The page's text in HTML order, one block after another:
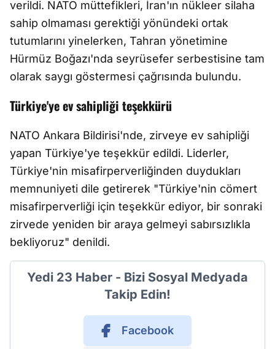
verildi. NATO müttefikleri, İran'ın nükleer silaha
sahip olmaması gerektiği yönündeki ortak
tutumlarını yinelerken, Tahran yönetimine
Hürmüz Boğazı'nda seyrüsefer serbestisine tam
olarak saygı göstermesi çağrısında bulundu.
Türkiye'ye ev sahipliği teşekkürü
NATO Ankara Bildirisi'nde, zirveye ev sahipliği
yapan Türkiye'ye teşekkür edildi. Liderler,
Türkiye'nin misafirperverliğinden duydukları
memnuniyeti dile getirerek "Türkiye'nin cömert
misafirperverliği için teşekkür ediyor, bir sonraki
zirvede yeniden bir araya gelmeyi sabırsızlıkla
bekliyoruz" denildi.
Yedi 23 Haber - Bizi Sosyal Medyada
Takip Edin!
Facebook